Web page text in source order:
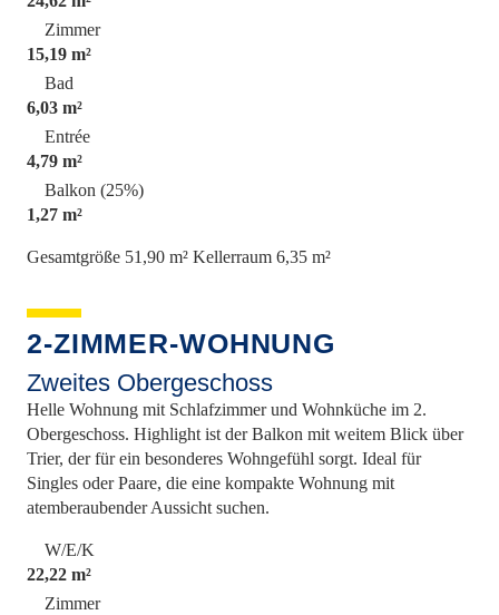
Zimmer
15,19 m²
Bad
6,03 m²
Entrée
4,79 m²
Balkon (25%)
1,27 m²
Gesamtgröße 51,90 m² Kellerraum 6,35 m²
2-ZIMMER-WOHNUNG
Zweites Obergeschoss
Helle Wohnung mit Schlafzimmer und Wohnküche im 2.
Obergeschoss. Highlight ist der Balkon mit weitem Blick über
Trier, der für ein besonderes Wohngefühl sorgt. Ideal für
Singles oder Paare, die eine kompakte Wohnung mit
atemberaubender Aussicht suchen.
W/E/K
22,22 m²
Zimmer